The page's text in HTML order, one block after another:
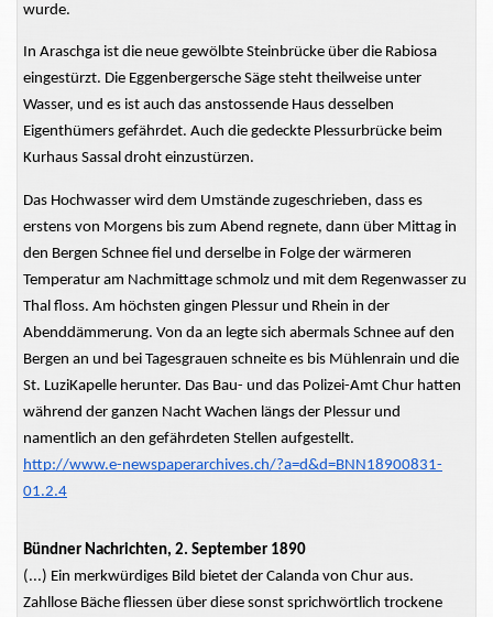
wurde.
In Araschga ist die neue gewölbte Steinbrücke über die Rabiosa
eingestürzt. Die Eggenbergersche Säge steht theilweise unter
Wasser, und es ist auch das anstossende Haus desselben
Eigenthümers gefährdet. Auch die gedeckte Plessurbrücke beim
Kurhaus Sassal droht einzustürzen.
Das Hochwasser wird dem Umstände zugeschrieben, dass es
erstens von Morgens bis zum Abend regnete, dann über Mittag in
den Bergen Schnee fiel und derselbe in Folge der wärmeren
Temperatur am Nachmittage schmolz und mit dem Regenwasser zu
Thal floss. Am höchsten gingen Plessur und Rhein in der
Abenddämmerung. Von da an legte sich abermals Schnee auf den
Bergen an und bei Tagesgrauen schneite es bis Mühlenrain und die
St. LuziKapelle herunter. Das Bau- und das Polizei-Amt Chur hatten
während der ganzen Nacht Wachen längs der Plessur und
namentlich an den gefährdeten Stellen aufgestellt.
http://www.e-newspaperarchives.ch/?a=d&d=BNN18900831-
01.2.4
Bündner Nachrichten, 2. September 1890
(...) Ein merkwürdiges Bild bietet der Calanda von Chur aus.
Zahllose Bäche fliessen über diese sonst sprichwörtlich trockene